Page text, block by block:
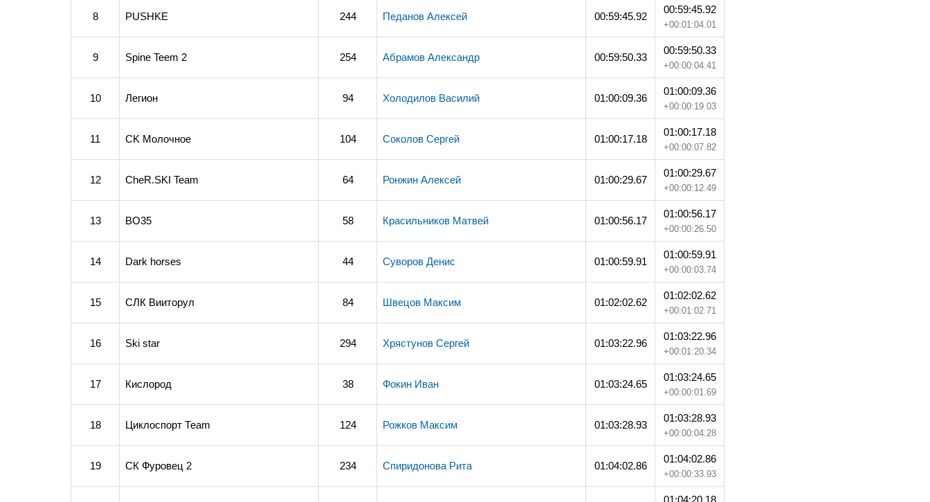
8 PUSHKE 244 Педанов Алексей 00:59:45.92
00:59:45.92
+00:01:04.01
9 Spine Teem 2 254 Абрамов Александр 00:59:50.33
00:59:50.33
+00:00:04.41
10 Легион 94 Холодилов Василий 01:00:09.36
01:00:09.36
+00:00:19.03
11 СK Молочное 104 Соколов Сергей 01:00:17.18
01:00:17.18
+00:00:07.82
12 CheR.SKI Team 64 Ронжин Алексей 01:00:29.67
01:00:29.67
+00:00:12.49
13 ВО35 58 Красильников Матвей 01:00:56.17
01:00:56.17
+00:00:26.50
14 Dark horses 44 Суворов Денис 01:00:59.91
01:00:59.91
+00:00:03.74
15 СЛК Вииторул 84 Швецов Максим 01:02:02.62
01:02:02.62
+00:01:02.71
16 Ski star 294 Хрястунов Сергей 01:03:22.96
01:03:22.96
+00:01:20.34
17 Кислород 38 Фокин Иван 01:03:24.65
01:03:24.65
+00:00:01.69
18 Циклоспорт Теаm 124 Рожков Максим 01:03:28.93
01:03:28.93
+00:00:04.28
19 СК Фуровец 2 234 Спиридонова Рита 01:04:02.86
01:04:02.86
+00:00:33.93
01:04:20.18